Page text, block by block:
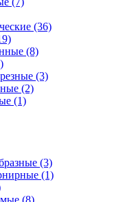
(36)
(8)
(3)
(2)
(1)
(3)
(1)
(8)